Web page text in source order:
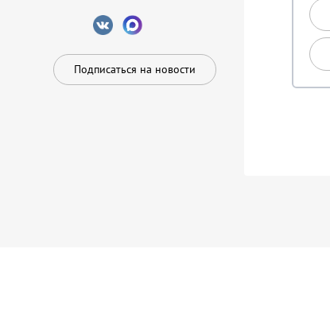
Подписаться на новости